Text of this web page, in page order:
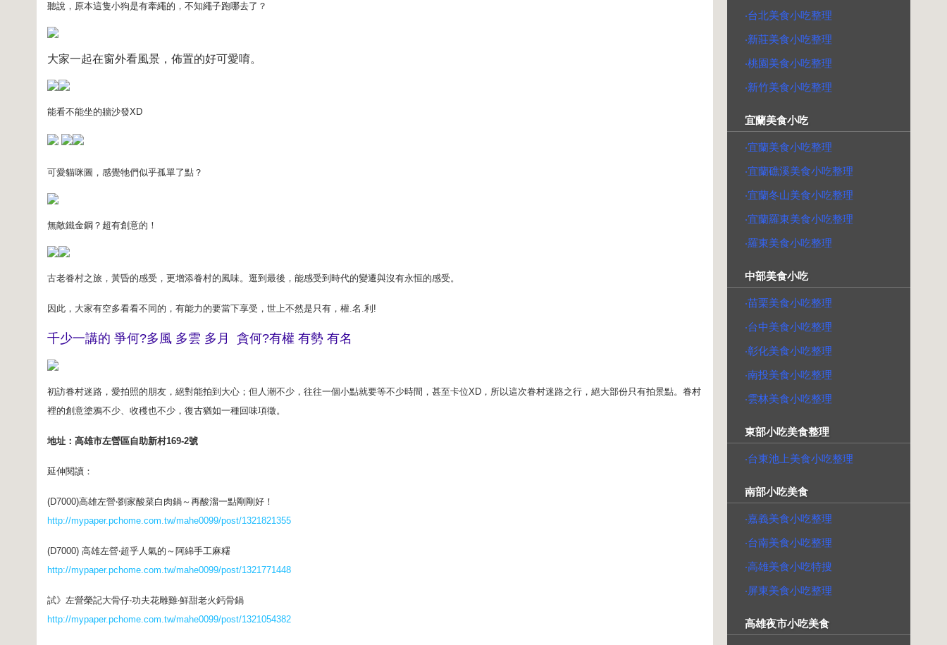
聽說，原本這隻小狗是有牽繩的，不知繩子跑哪去了？
大家一起在窗外看風景，佈置的好可愛唷。
能看不能坐的牆沙發XD
可愛貓咪圖，感覺牠們似乎孤單了點？
無敵鐵金鋼？超有創意的！
古老眷村之旅，黃昏的感受，更增添眷村的風味。逛到最後，能感受到時代的變遷與沒有永恒的感受。
因此，大家有空多看看不同的，有能力的要當下享受，世上不然是只有，權.名.利!
千少一講的 爭何?多風 多雲 多月 貪何?有權 有勢 有名
初訪眷村迷路，愛拍照的朋友，絕對能拍到大心；但人潮不少，往往一個小點就要等不少時間，甚至卡位XD，所以這次眷村迷路之行，絕大部份只有拍景點。眷村
裡的創意塗鴉不少、收穫也不少，復古猶如一種回味項徵。
地址：高雄市左營區自助新村169-2號
延伸閱讀：
(D7000)高雄左營‧劉家酸菜白肉鍋～再酸溜一點剛剛好！
http://mypaper.pchome.com.tw/mahe0099/post/1321821355
(D7000) 高雄左營‧超乎人氣的～阿綿手工麻糬
http://mypaper.pchome.com.tw/mahe0099/post/1321771448
試》左營榮記大骨仔‧功夫花雕雞‧鮮甜老火鈣骨鍋
http://mypaper.pchome.com.tw/mahe0099/post/1321054382
‧台北美食小吃整理
‧新莊美食小吃整理
‧桃園美食小吃整理
‧新竹美食小吃整理
宜蘭美食小吃
‧宜蘭美食小吃整理
‧宜蘭礁溪美食小吃整理
‧宜蘭冬山美食小吃整理
‧宜蘭羅東美食小吃整理
‧羅東美食小吃整理
中部美食小吃
‧苗栗美食小吃整理
‧台中美食小吃整理
‧彰化美食小吃整理
‧南投美食小吃整理
‧雲林美食小吃整理
東部小吃美食整理
‧台東池上美食小吃整理
南部小吃美食
‧嘉義美食小吃整理
‧台南美食小吃整理
‧高雄美食小吃特搜
‧屏東美食小吃整理
高雄夜市小吃美食